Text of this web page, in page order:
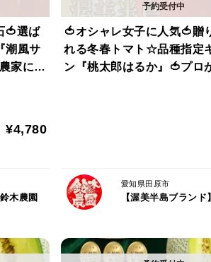
う農業に適した比類なき環境を誇る渥
と羽ばたいています。
美半島ブランドのヒミツ①🍅～日本ト
県の渥美半島はの気候は黒潮の影響
国トップクラスを誇るほど農業に適し
の糖度を大きく左右する太陽の恵み
🍅選ば
潮風サ
家にし
¥4,780
木農園
🍅オシャレ女子に人気🍅贈
れる冬春トマト☆品種指定
ン『桃太郎はるか』🍅プロ
愛知県田原市
【渥美半島ブランド